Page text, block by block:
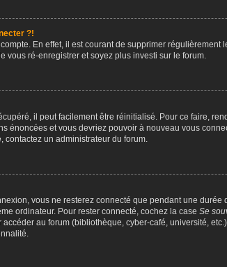
?!
En effet, il est courant de supprimer régulièrement
vous ré-enregistrer et soyez plus investi sur le forum.
il peut facilement être réinitialisé. Pour ce faire,
énoncées et vous devriez pouvoir à nouveau vous
contactez un administrateur du forum.
vous ne resterez connecté que pendant une durée
ordinateur. Pour rester connecté, cochez la case Se
au forum (bibliothèque, cyber-café, université,